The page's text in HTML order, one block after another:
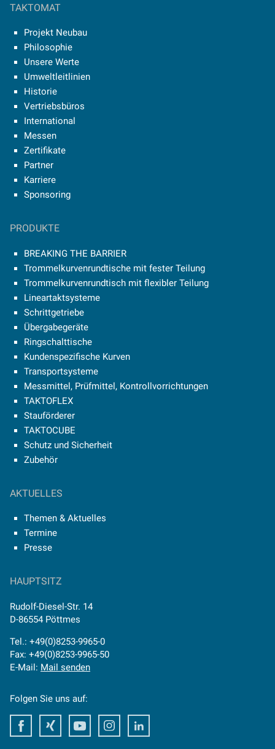
TAKTOMAT
Projekt Neubau
Philosophie
Unsere Werte
Umweltleitlinien
Historie
Vertriebsbüros
International
Messen
Zertifikate
Partner
Karriere
Sponsoring
PRODUKTE
BREAKING THE BARRIER
Trommelkurvenrundtische mit fester Teilung
Trommelkurvenrundtisch mit flexibler Teilung
Lineartaktsysteme
Schrittgetriebe
Übergabegeräte
Ringschalttische
Kundenspezifische Kurven
Transportsysteme
Messmittel, Prüfmittel, Kontrollvorrichtungen
TAKTOFLEX
Stauförderer
TAKTOCUBE
Schutz und Sicherheit
Zubehör
AKTUELLES
Themen & Aktuelles
Termine
Presse
HAUPTSITZ
Rudolf-Diesel-Str. 14
D-86554 Pöttmes
Tel.: +49(0)8253-9965-0
Fax: +49(0)8253-9965-50
E-Mail: Mail senden
Folgen Sie uns auf:
FacebookXing Youtube Instagram